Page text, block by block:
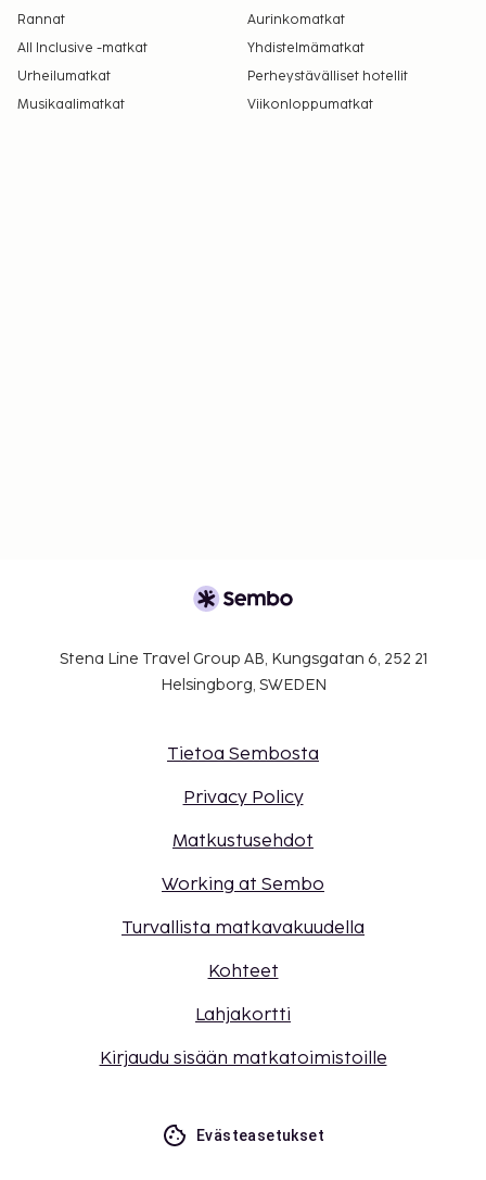
Rannat
Aurinkomatkat
All Inclusive -matkat
Yhdistelmämatkat
Urheilumatkat
Perheystävälliset hotellit
Musikaalimatkat
Viikonloppumatkat
Stena Line Travel Group AB, Kungsgatan 6, 252 21
Helsingborg, SWEDEN
Tietoa Sembosta
Privacy Policy
Matkustusehdot
Working at Sembo
Turvallista matkavakuudella
Kohteet
Lahjakortti
Kirjaudu sisään matkatoimistoille
Evästeasetukset